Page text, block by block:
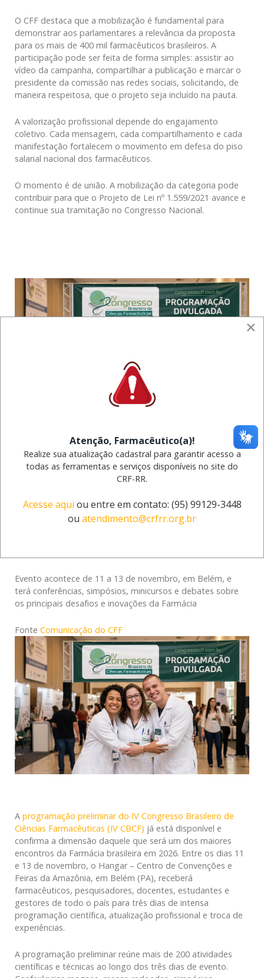
O CFF destaca que a mobilização é fundamental para
demonstrar aos parlamentares a relevância da proposta
para os mais de 400 mil farmacêuticos brasileiros. A
participação pode ser feita de forma simples: assistir ao
vídeo da campanha, compartilhar a publicação e marcar o
presidente da comissão nas redes sociais, solicitando, de
maneira respeitosa, que o projeto seja incluído na pauta.
A valorização profissional depende do engajamento
coletivo. Cada mensagem, cada compartilhamento e cada
manifestação fortalecem o movimento em defesa do piso
salarial nacional dos farmacêuticos.
O momento é de união. A mobilização da categoria pode
contribuir para que o Projeto de Lei nº 1.559/2021 avance e
continue sua tramitação no Congresso Nacional.
Programação do IV
Congresso Brasileiro de
Ciências Farmacêuticas
reúne mais de 200 atividades
Evento acontece de 11 a 13 de novembro, em Belém, e
terá conferências, simpósios, minicursos e debates sobre
os principais desafios e inovações da Farmácia
Fonte Comunicação do CFF
A programação preliminar do IV Congresso Brasileiro de
Ciências Farmacêuticas (IV CBCF) já está disponível e
confirma a dimensão daquele que será um dos maiores
encontros da Farmácia brasileira em 2026. Entre os dias 11
e 13 de novembro, o Hangar – Centro de Convenções e
Feiras da Amazônia, em Belém (PA), receberá
farmacêuticos, pesquisadores, docentes, estudantes e
gestores de todo o país para três dias de intensa
programação científica, atualização profissional e troca de
experiências.
A programação preliminar reúne mais de 200 atividades
científicas e técnicas ao longo dos três dias de evento.
×
Atenção, Farmacêutico(a)!
Realize sua atualização cadastral para garantir acesso a
todas as ferramentas e serviços disponíveis no site do
CRF-RR.
Acesse aqui ou entre em contato: (95) 99129-3448
ou atendimento@crfrr.org.br